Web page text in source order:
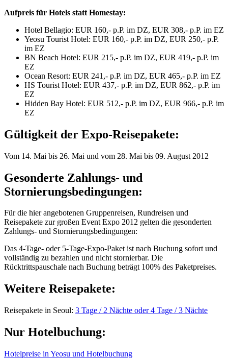
Aufpreis für Hotels statt Homestay:
Hotel Bellagio: EUR 160,- p.P. im DZ, EUR 308,- p.P. im EZ
Yeosu Tourist Hotel: EUR 160,- p.P. im DZ, EUR 250,- p.P.
im EZ
BN Beach Hotel: EUR 215,- p.P. im DZ, EUR 419,- p.P. im
EZ
Ocean Resort: EUR 241,- p.P. im DZ, EUR 465,- p.P. im EZ
HS Tourist Hotel: EUR 437,- p.P. im DZ, EUR 862,- p.P. im
EZ
Hidden Bay Hotel: EUR 512,- p.P. im DZ, EUR 966,- p.P. im
EZ
Gültigkeit der Expo-Reisepakete:
Vom 14. Mai bis 26. Mai und vom 28. Mai bis 09. August 2012
Gesonderte Zahlungs- und
Stornierungsbedingungen:
Für die hier angebotenen Gruppenreisen, Rundreisen und
Reisepakete zur großen Event Expo 2012 gelten die gesonderten
Zahlungs- und Stornierungsbedingungen:
Das 4-Tage- oder 5-Tage-Expo-Paket ist nach Buchung sofort und
vollständig zu bezahlen und nicht stornierbar. Die
Rücktrittspauschale nach Buchung beträgt 100% des Paketpreises.
Weitere Reisepakete:
Reisepakete in Seoul: 3 Tage / 2 Nächte oder 4 Tage / 3 Nächte
Nur Hotelbuchung:
Hotelpreise in Yeosu und Hotelbuchung